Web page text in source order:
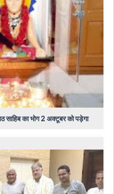
साहिब का भोग 2 अक्टूबर को पड़ेगा